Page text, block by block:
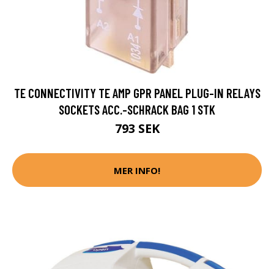
TE CONNECTIVITY TE AMP GPR PANEL PLUG-IN RELAYS
SOCKETS ACC.-SCHRACK BAG 1 STK
793 SEK
MER INFO!